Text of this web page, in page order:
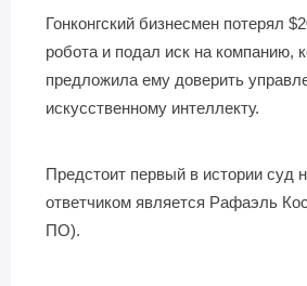
Гонконгский бизнесмен потерял
робота и подал иск на компанию,
предложила ему доверить
искусственному интеллекту.
Предстоит первый в истории суд
ответчиком является Рафаэль
ПО).